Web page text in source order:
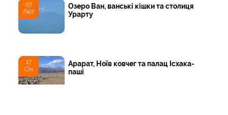
07
Лют
Озеро Ван, ванські кішки та столиця
Урарту
17
Січ
Арарат, Ноїв ковчег та палац Ісхака-
паші